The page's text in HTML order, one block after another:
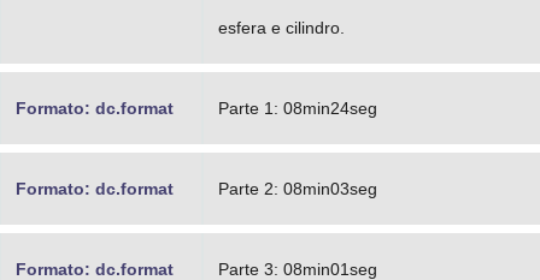
esfera e cilindro.
Formato: dc.format Parte 1: 08min24seg
Formato: dc.format Parte 2: 08min03seg
Formato: dc.format Parte 3: 08min01seg